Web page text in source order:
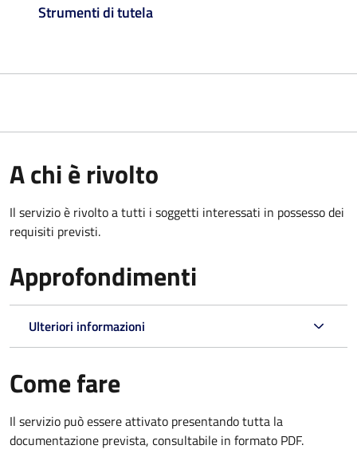
Strumenti di tutela
A chi è rivolto
Il servizio è rivolto a tutti i soggetti interessati in possesso dei
requisiti previsti.
Approfondimenti
Ulteriori informazioni
Come fare
Il servizio può essere attivato presentando tutta la
documentazione prevista, consultabile in formato PDF.